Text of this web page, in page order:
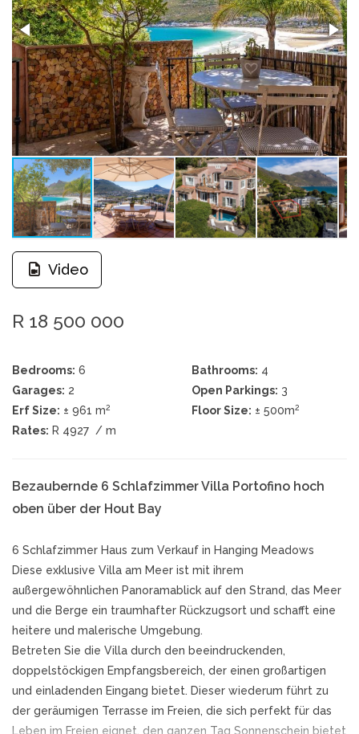
Video
R 18 500 000
Bedrooms: 6 Bathrooms: 4
Garages: 2 Open Parkings: 3
Erf Size: ± 961 m2 Floor Size: ± 500m2
Rates: R 4927 / m
Bezaubernde 6 Schlafzimmer Villa Portofino hoch
oben über der Hout Bay
6 Schlafzimmer Haus zum Verkauf in Hanging Meadows
Diese exklusive Villa am Meer ist mit ihrem
außergewöhnlichen Panoramablick auf den Strand, das Meer
und die Berge ein traumhafter Rückzugsort und schafft eine
heitere und malerische Umgebung.
Betreten Sie die Villa durch den beeindruckenden,
doppelstöckigen Empfangsbereich, der einen großartigen
und einladenden Eingang bietet. Dieser wiederum führt zu
der geräumigen Terrasse im Freien, die sich perfekt für das
Leben im Freien eignet, den ganzen Tag Sonnenschein bietet